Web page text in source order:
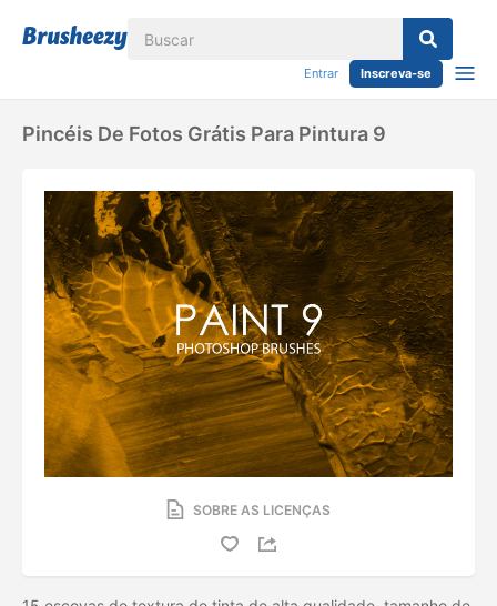
Entrar Inscreva-se
Pincéis De Fotos Grátis Para Pintura 9
SOBRE AS LICENÇAS